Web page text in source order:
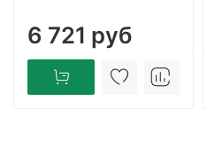
6 721 руб